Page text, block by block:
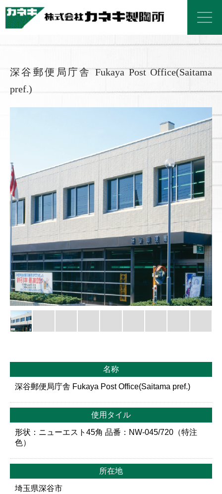
深谷郵便局庁舎 Fukaya Post Office(Saitama
pref.)
名称
深谷郵便局庁舎 Fukaya Post Office(Saitama pref.)
使用タイル
形状：ニューエスト45角 品番：NW-045/720（特注
色）
所在地
埼玉県深谷市